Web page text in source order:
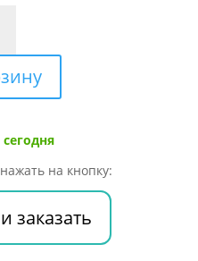
сегодня
на кнопку:
заказать